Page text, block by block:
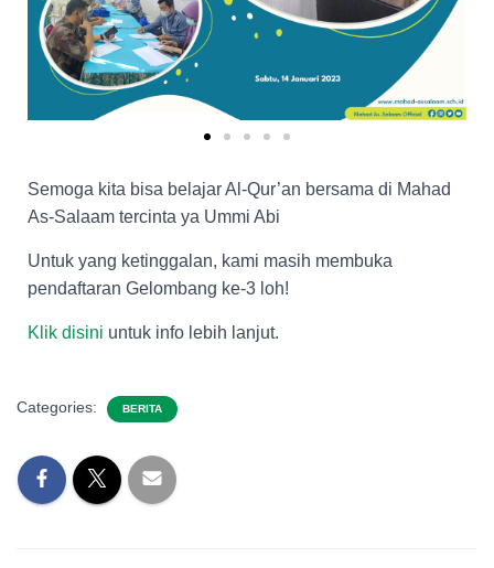
Semoga kita bisa belajar Al-Qur’an bersama di Mahad
As-Salaam tercinta ya Ummi Abi
Untuk yang ketinggalan, kami masih membuka
pendaftaran Gelombang ke-3 loh!
Klik disini untuk info lebih lanjut.
Categories: BERITA